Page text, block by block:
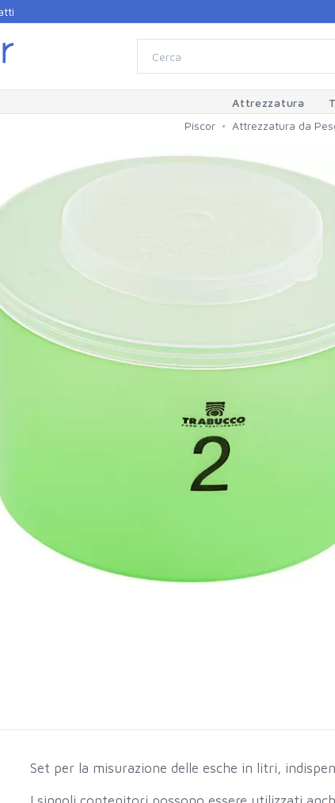
Attrezzatura
Piscor
Attrezzatura da
Set per la misurazione delle esche in litri,